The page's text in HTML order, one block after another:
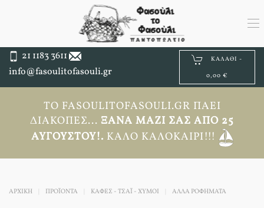
21 1183 3611
info@fasoulitofasouli.gr
ΚΑΛΆΘΙ -
0,00 €
ΤΟ FASOULITOFASOULI.GR ΠΆΕΙ
ΔΙΑΚΟΠΈΣ... ΞΑΝΆ ΜΑΖΊ ΣΑΣ ΑΠΟ 25
ΑΥΓΟΎΣΤΟΥ!. ΚΑΛΌ ΚΑΛΟΚΑΊΡΙ!!!
ΑΡΧΙΚΉ ΠΡΟΪΟΝΤΑ ΚΑΦΕΣ - ΤΣΑΪ - ΧΥΜΟΙ ΆΛΛΑ ΡΟΦΉΜΑΤΑ